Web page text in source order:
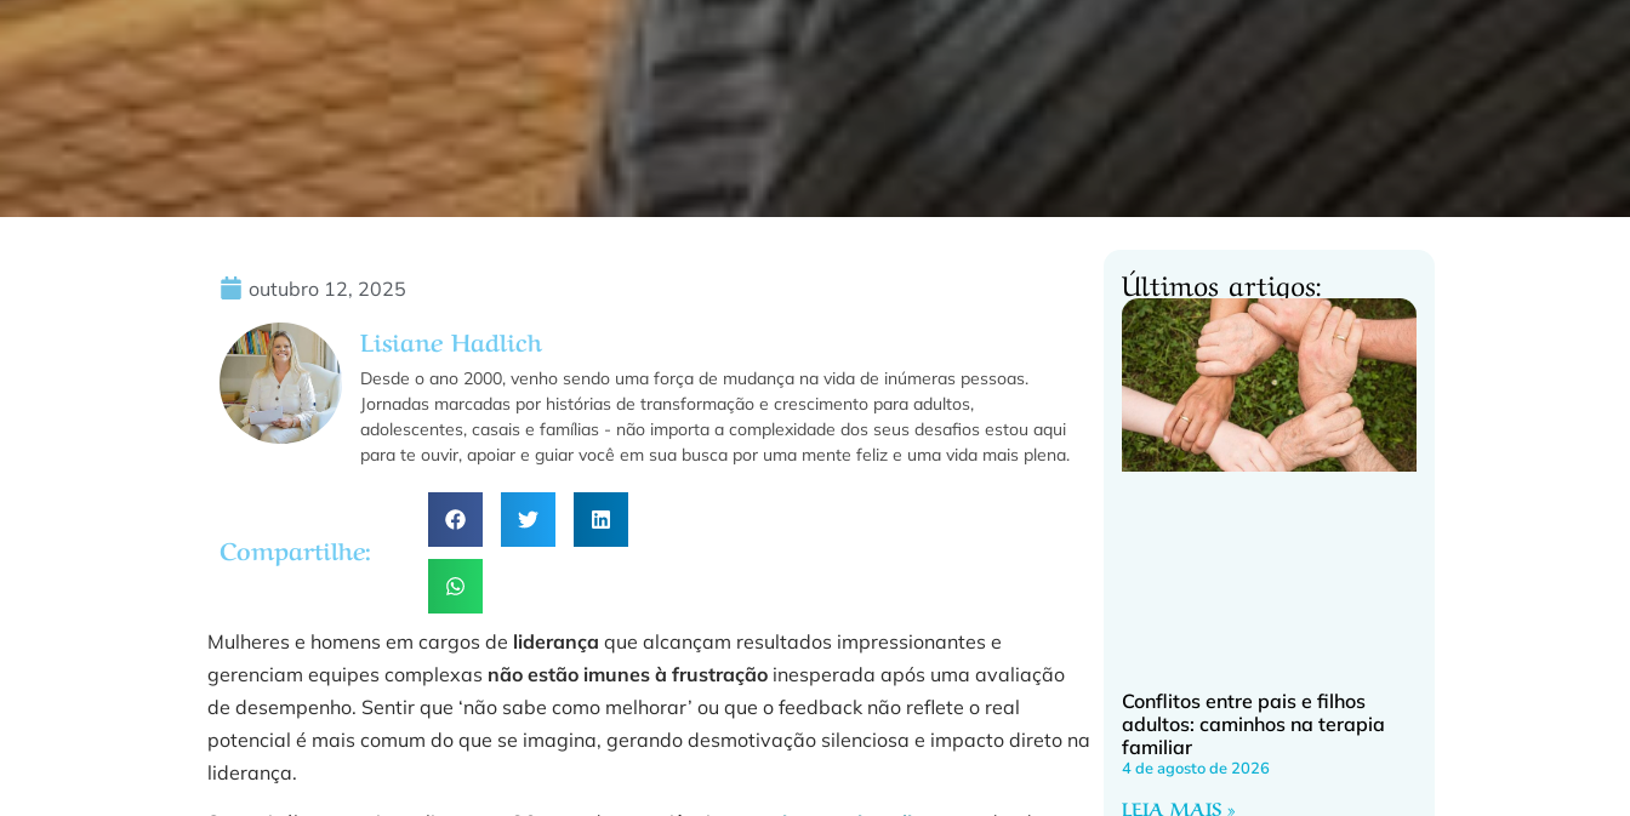
outubro 12, 2025
Lisiane Hadlich
Desde o ano 2000, venho sendo uma força de mudança na vida de inúmeras pessoas.
Jornadas marcadas por histórias de transformação e crescimento para adultos,
adolescentes, casais e famílias - não importa a complexidade dos seus desafios estou aqui
para te ouvir, apoiar e guiar você em sua busca por uma mente feliz e uma vida mais plena.
Compartilhe:
Mulheres e homens em cargos de liderançaque alcançam resultados impressionantes e
gerenciam equipes complexas não estão imunes à frustração inesperada após uma avaliação
de desempenho. Sentir que ‘não sabe como melhorar’ ou que o feedback não reflete o real
potencial é mais comum do que se imagina, gerando desmotivação silenciosa e impacto direto na
liderança.
Últimos artigos:
Conflitos entre pais e filhos
adultos: caminhos na terapia
familiar
4 de agosto de 2026
LEIA MAIS »